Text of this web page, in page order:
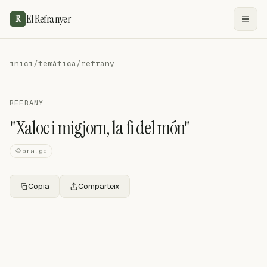
R El Refranyer
inici/temàtica/refrany
REFRANY
"Xaloc i migjorn, la fi del món"
oratge
Copia Comparteix